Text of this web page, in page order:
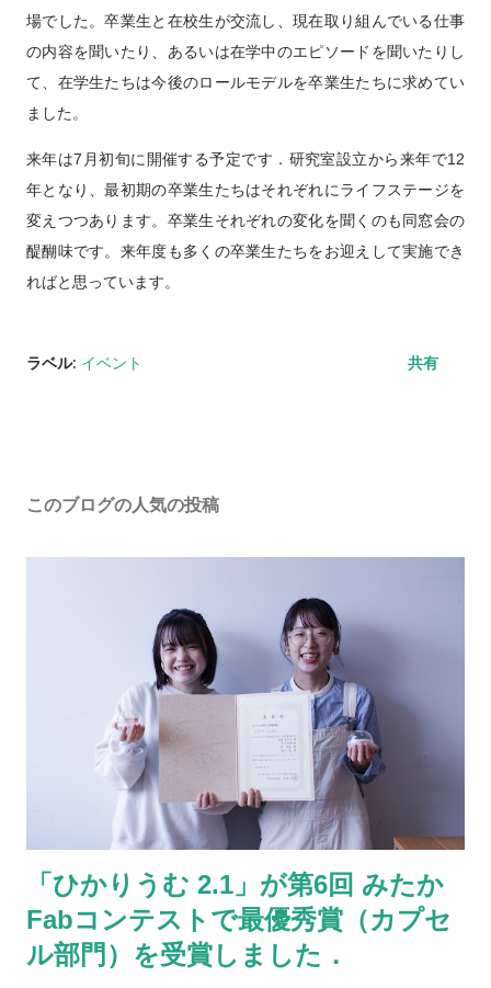
場でした。卒業生と在校生が交流し、現在取り組んでいる仕事
の内容を聞いたり、あるいは在学中のエピソードを聞いたりし
て、在学生たちは今後のロールモデルを卒業生たちに求めてい
ました。
来年は7月初旬に開催する予定です．研究室設立から来年で12
年となり、最初期の卒業生たちはそれぞれにライフステージを
変えつつあります。卒業生それぞれの変化を聞くのも同窓会の
醍醐味です。来年度も多くの卒業生たちをお迎えして実施でき
ればと思っています。
ラベル: イベント 共有
このブログの人気の投稿
「ひかりうむ 2.1」が第6回 みたか
Fabコンテストで最優秀賞（カプセ
ル部門）を受賞しました．